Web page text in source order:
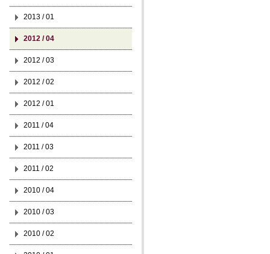
2013 / 01
2012 / 04
2012 / 03
2012 / 02
2012 / 01
2011 / 04
2011 / 03
2011 / 02
2010 / 04
2010 / 03
2010 / 02